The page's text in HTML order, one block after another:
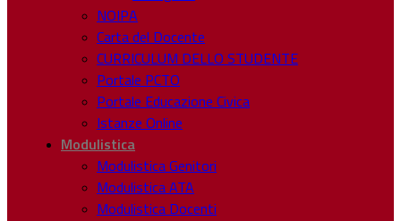
NOIPA
Carta del Docente
CURRICULUM DELLO STUDENTE
Portale PCTO
Portale Educazione Civica
Istanze Online
Modulistica
Modulistica Genitori
Modulistica ATA
Modulistica Docenti